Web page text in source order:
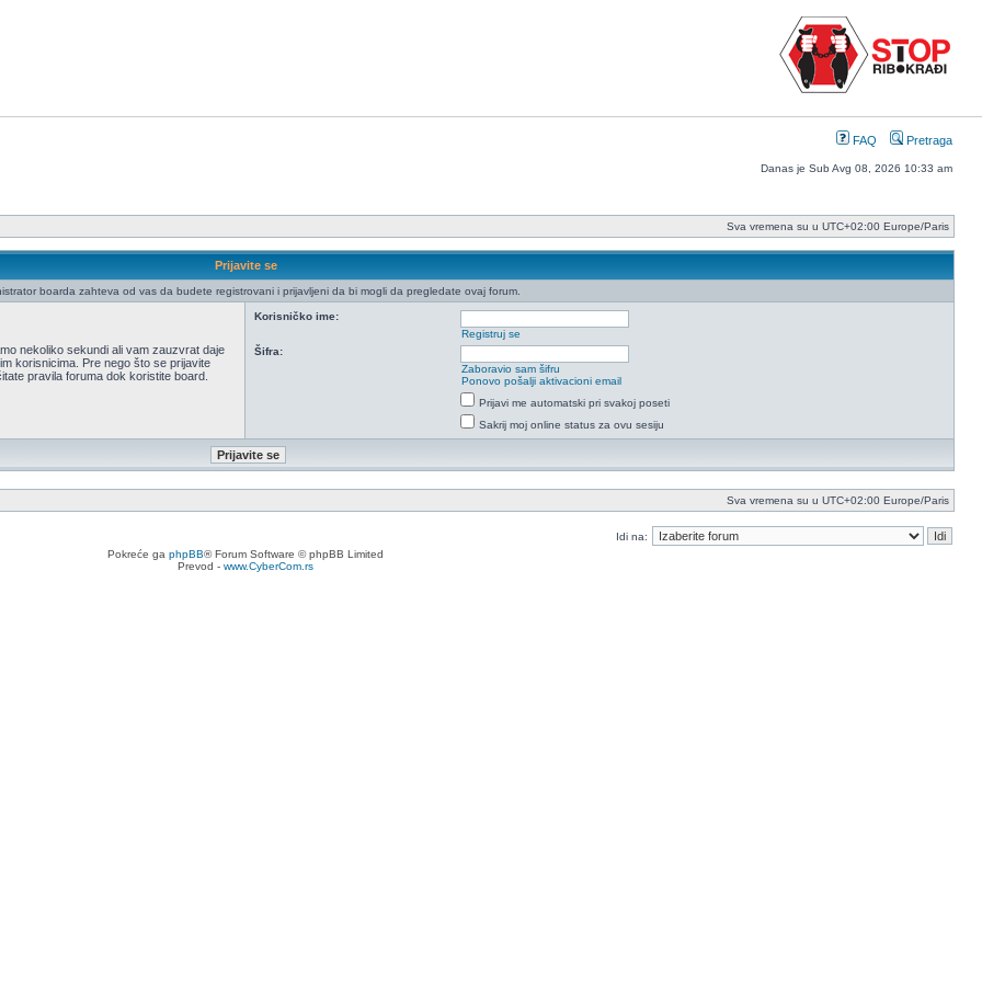
FAQ Pretraga
Danas je Sub Avg 08, 2026 10:33 am
Sva vremena su u UTC+02:00 Europe/Paris
Prijavite se
boarda zahteva od vas da budete registrovani i prijavljeni da bi mogli da pregledate ovaj forum.
nekoliko sekundi ali vam zauzvrat daje
korisnicima. Pre nego što se prijavite
pravila foruma dok koristite board.
Korisničko ime:
Registruj se
Šifra:
Zaboravio sam šifru
Ponovo pošalji aktivacioni email
Prijavi me automatski pri svakoj poseti
Sakrij moj online status za ovu sesiju
Sva vremena su u UTC+02:00 Europe/Paris
Idi na:
Pokreće ga phpBB® Forum Software © phpBB Limited
Prevod - www.CyberCom.rs